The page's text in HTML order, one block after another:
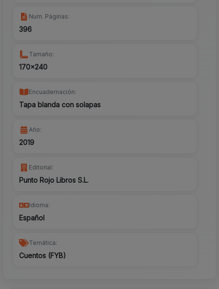
Num. Páginas:
396
Tamaño:
170x240
Encuadernación:
Tapa blanda con solapas
Año:
2019
Editorial:
Punto Rojo Libros S.L.
Idioma:
Español
Temática:
Cuentos (FYB)